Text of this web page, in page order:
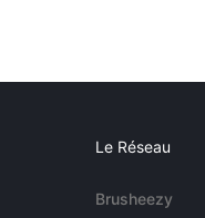
Le Réseau
Brusheezy